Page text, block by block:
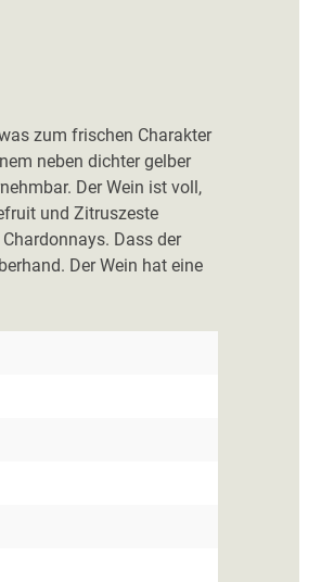
zum frischen Charakter
neben dichter gelber
Der Wein ist voll,
und Zitruszeste
Dass der
Der Wein hat eine